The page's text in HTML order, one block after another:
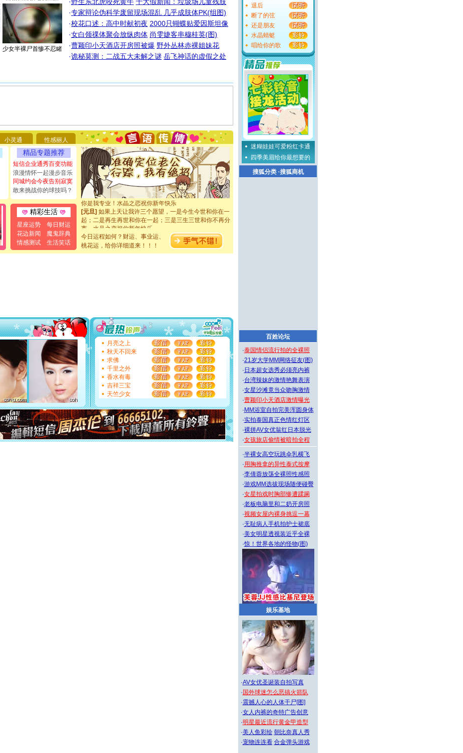
少女半裸尸首惨不忍睹
·专家辩论伪科学废留现场混乱 几乎成肢体PK(组图)
·校花口述：高中时献初夜 2000只蝴蝶贴爱因斯坦像
·女白领祼体聚会放纵肉体 尚雯婕客串穆桂英(图)
·曹颖印小天酒店开房照被爆 野外丛林赤裸姐妹花
·诡秘莫测：二战五大未解之谜 岳飞神话的虚假之处
小灵通 性感丽人
精品专题推荐
短信企业通秀百变功能
浪漫情怀一起漫步音乐
同城约会今夜告别寂寞
敢来挑战你的球技吗？
精彩生活
星座运势
每日财运
花边新闻
魔鬼辞典
情感测试
生活笑话
要平安！千万要知足！千万不要忘记我！
[圣诞节]不只这样的日子才会想起你,而是这样的日子才
能正大光明地骚扰你,告诉你,圣诞要快乐!新年要快乐!天天
都要快乐噢!
[圣诞节]奉上一颗祝福的心,在这个特别的日子里,愿幸福,
如意,快乐,鲜花,一切美好的祝愿与你同在.圣诞快乐!
[元旦]看到你我会触电；看不到你我要充电；没有你我会
断电。爱你是我职业，想你是我事业，抱你是我特长，吻
你是我专业！水晶之恋祝你新年快乐
[元旦]如果上天让我许三个愿望，一是今生今世和你在一
起；二是再生再世和你在一起；三是三生三世和你不再分
离。水晶之恋祝你新年快乐
[元旦]
当我狠下心扭头离去那一刻，你在我身后无助地哭
泣，这痛楚让我明白我多么爱你。我转身抱住你：这猪不
卖了。水晶之恋祝你新年快乐。
你太多，只有给你五千万：千万快乐！千万要健康！千万
要平安！千万要知足！千万不要忘记我！
[圣诞节]不只这样的日子才会想起你,而是这样的日子才
能正大光明地骚扰你,告诉你,圣诞要快乐!新年要快乐!天天
都要快乐噢!
[圣诞节]奉上一颗祝福的心,在这个特别的日子里,愿幸福,
如意,快乐,鲜花,一切美好的祝愿与你同在.圣诞快乐!
[元旦]
看到你我会触电；看不到你我要充电；没有你我会
断电。爱你是我职业，想你是我事业，抱你是我特长，吻
你是我专业！水晶之恋祝你新年快乐
[元旦]
起；二是再生再世和你在一起；三是三生三世和你不再分
离。水晶之恋祝你新年快乐
[元旦]当我狠下心扭头离去那一刻，你在我身后无助地哭
泣，这痛楚让我明白我多么爱你。我转身抱住你：这猪不
卖了。水晶之恋祝你新年快乐。
今日运程如何？财运、事业运、
桃花运，给你详细道来！！！
月亮之上
秋天不回来
求佛
千里之外
香水有毒
吉祥三宝
天竺少女
退后
断了的弦
还是朋友
水晶蜻蜓
唱给你的歌
迷糊娃娃可爱粉红卡通
四季美眉给你最想要的
搜狐分类·搜狐商机
百姓论坛
·泰国情侣流行拍的全裸照
·21岁大学MM网络征友(图)
· 日本超女选秀必须亮内裤
·台湾辣妹的激情艳舞表演
·女星沙滩竟当众吻胸激情
·曹颖印小天酒店激情曝光
· MM浴室自拍完美浑圆身体
·实拍泰国真正色情红灯区
·裸拼AV女优翁红日本脱光
·女孩旅店偷情被暗拍全程
·半裸女高空玩跳伞乳横飞
·用胸推拿的异性泰式按摩
·李倩蓉放荡全裸照性感照
·游戏MM选拔现场随便碰臀
·女星拍戏时胸部惨遭蹂躏
·老板电脑里和二奶开房照
·视频女屋内裸身挑逗一幕
·无耻病人手机拍护士裙底
·美女明星透视装近乎全裸
·惊！世界各地的怪物(图)
娱乐基地
·AV女优圣诞装自拍写真
· 国外球迷怎么恶搞火箭队
·震撼人心的人体干尸[图]
·女人内裤的奇特广告创意
·明星最近流行黄金甲造型
·美人鱼彩绘 朝比奈真人秀
·宠物连连看 合金弹头游戏